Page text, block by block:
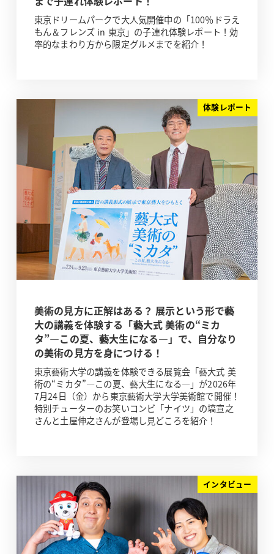
東京ドリームパークで大人気開催中の「100％ドラえ
もん＆フレンズ in 東京」の子連れ体験レポート！効
率的なまわり方から限定グルメまでを紹介！
体験レポート
美術の見方に正解はある？ 展示という形で藝
大の講義を体験する「藝大式 美術の“ミカ
タ”―この夏、藝大生になる―」で、自分なり
の美術の見方を身につける！
東京藝術大学の講義を体験できる展覧会「藝大式 美
術の“ミカタ”―この夏、藝大生になる―」が2026年
7月24日（金）から東京藝術大学大学美術館で開催！
特別チューターのお笑いコンビ「ナイツ」の塙宣之
さんと土屋伸之さんが登場し見どころを紹介！
インタビュー